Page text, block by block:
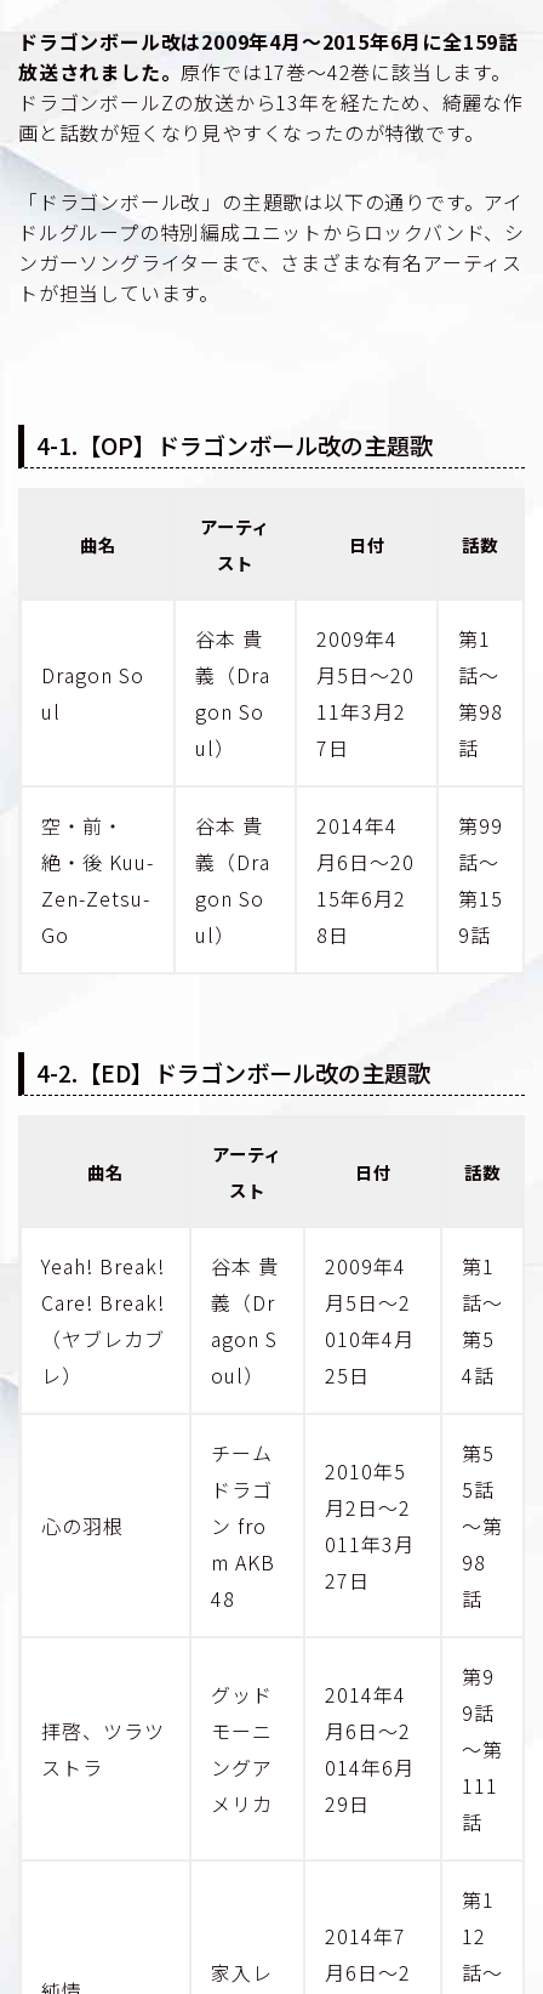
ドラゴンボール改は2009年4月〜2015年6月に全159話
放送されました。原作では17巻〜42巻に該当します。
ドラゴンボールZの放送から13年を経たため、綺麗な作
画と話数が短くなり見やすくなったのが特徴です。
「ドラゴンボール改」の主題歌は以下の通りです。アイ
ドルグループの特別編成ユニットからロックバンド、シ
ンガーソングライターまで、さまざまな有名アーティス
トが担当しています。
4-1.【OP】ドラゴンボール改の主題歌
曲名
アーティ
スト
日付 話数
Dragon So
ul
谷本 貴
義（Dra
gon So
ul）
2009年4
月5日～20
11年3月2
7日
第1
話～
第98
話
空・前・
絶・後 Kuu-
Zen-Zetsu-
Go
谷本 貴
義（Dra
gon So
ul）
2014年4
月6日～20
15年6月2
8日
第99
話～
第15
9話
4-2.【ED】ドラゴンボール改の主題歌
曲名
アーティ
スト
日付 話数
Yeah! Break!
Care! Break!
（ヤブレカブ
レ）
谷本 貴
義（Dr
agon S
oul）
2009年4
月5日～2
010年4月
25日
第1
話～
第5
4話
心の羽根
チーム
ドラゴ
ン fro
m AKB
48
2010年5
月2日～2
011年3月
27日
第5
5話
～第
98
話
拝啓、ツラツ
ストラ
グッド
モーニ
ングア
メリカ
2014年4
月6日～2
014年6月
29日
第9
9話
～第
111
話
家入レ
2014年7
月6日～2
第1
12
話～